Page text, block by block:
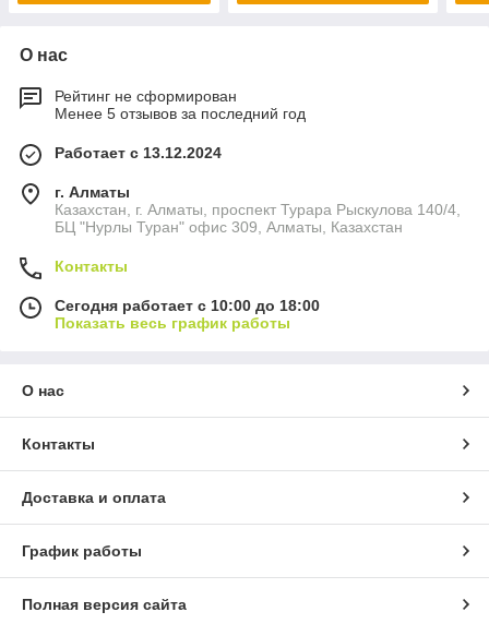
О нас
Рейтинг не сформирован
Менее 5 отзывов за последний год
Работает с 13.12.2024
г. Алматы
Казахстан, г. Алматы, проспект Турара Рыскулова 140/4,
БЦ "Нурлы Туран" офис 309, Алматы, Казахстан
Контакты
Сегодня работает с 10:00 до 18:00
Показать весь график работы
О нас
Контакты
Доставка и оплата
График работы
Полная версия сайта